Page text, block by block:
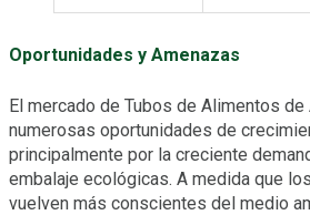
Oportunidades y Amenazas
El mercado de Tubos de Alimentos
numerosas oportunidades de
principalmente por la creciente
embalaje ecológicas. A medida que
vuelven más conscientes del medio